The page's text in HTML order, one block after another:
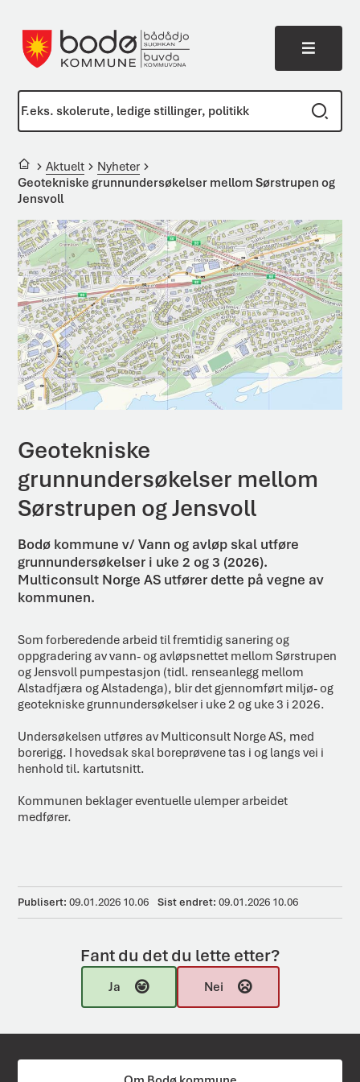
Meny
Du er her:
Aktuelt
Nyheter
Geotekniske grunnundersøkelser mellom Sørstrupen og
Jensvoll
Geotekniske
grunnundersøkelser mellom
Sørstrupen og Jensvoll
Bodø kommune v/ Vann og avløp skal utføre
grunnundersøkelser i uke 2 og 3 (2026).
Multiconsult Norge AS utfører dette på vegne av
kommunen.
Som forberedende arbeid til fremtidig sanering og
oppgradering av vann- og avløpsnettet mellom Sørstrupen
og Jensvoll pumpestasjon (tidl. renseanlegg mellom
Alstadfjæra og Alstadenga), blir det gjennomført miljø- og
geotekniske grunnundersøkelser i uke 2 og uke 3 i 2026.
Undersøkelsen utføres av Multiconsult Norge AS, med
borerigg. I hovedsak skal boreprøvene tas i og langs vei i
henhold til. kartutsnitt.
Kommunen beklager eventuelle ulemper arbeidet
medfører.
Publisert 09.01.2026 10.06 Sist endret 09.01.2026 10.06
Fant du det du lette etter?
Ja Nei